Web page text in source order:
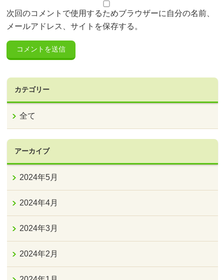
次回のコメントで使用するためブラウザーに自分の名前、
メールアドレス、サイトを保存する。
カテゴリー
全て
アーカイブ
2024年5月
2024年4月
2024年3月
2024年2月